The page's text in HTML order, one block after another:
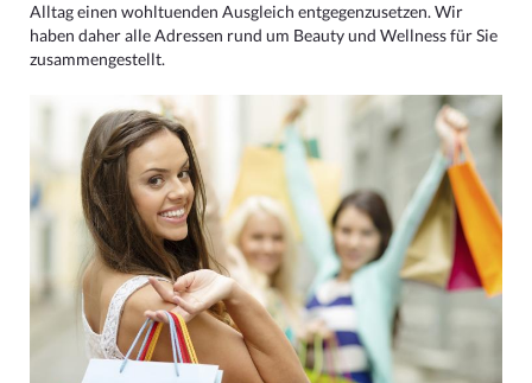
Alltag einen wohltuenden Ausgleich entgegenzusetzen. Wir
haben daher alle Adressen rund um Beauty und Wellness für Sie
zusammengestellt.